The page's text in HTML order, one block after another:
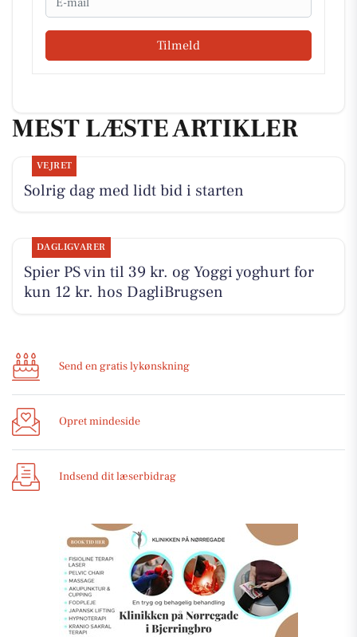
Tilmeld
MEST LÆSTE ARTIKLER
VEJRET
Solrig dag med lidt bid i starten
DAGLIGVARER
Spier PS vin til 39 kr. og Yoggi yoghurt for
kun 12 kr. hos DagliBrugsen
Send en gratis lykønskning
Opret mindeside
Indsend dit læserbidrag